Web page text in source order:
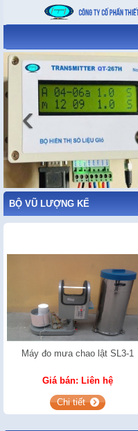
‹
BỘ VŨ LƯỢNG KẾ
Máy đo mưa chao lật SL3-1
Giá bán: Liên hệ
Chi tiết